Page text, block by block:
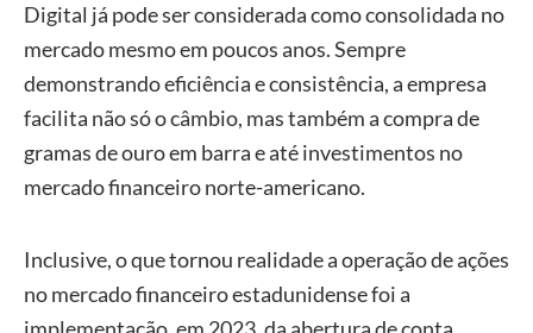
Digital já pode ser considerada como consolidada no
mercado mesmo em poucos anos. Sempre
demonstrando eficiência e consistência, a empresa
facilita não só o câmbio, mas também a compra de
gramas de ouro em barra e até investimentos no
mercado financeiro norte-americano.
Inclusive, o que tornou realidade a operação de ações
no mercado financeiro estadunidense foi a